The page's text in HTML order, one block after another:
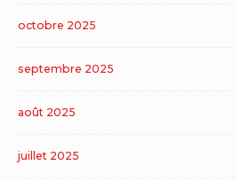
octobre 2025
septembre 2025
août 2025
juillet 2025